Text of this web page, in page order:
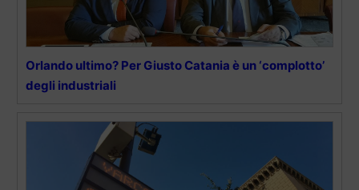
Orlando ultimo? Per Giusto Catania è un ‘complotto’
degli industriali